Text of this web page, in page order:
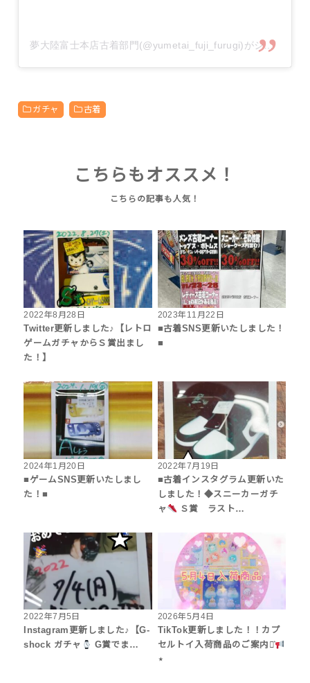
夢大陸富士本店古着部門(@yumetai_fuji_furugi)がシェアした投稿
ガチャ 古着
こちらもオススメ！
2022年8月28日
Twitter更新しました♪【レトロ
ゲームガチャからＳ賞出まし
た！】
2023年11月22日
■古着SNS更新いたしました！
■
2024年1月20日
■ゲームSNS更新いたしまし
た！■
2022年7月19日
■古着インスタグラム更新いた
しました！◆スニーカーガチ
ャ
Ｓ賞 ラスト…
2022年7月5日
Instagram更新しました♪【G-
shock ガチャ
G賞でま…
2026年5月4日
TikTok更新しました！！カプ
セルトイ入荷商品のご案内⋆͛
⋆